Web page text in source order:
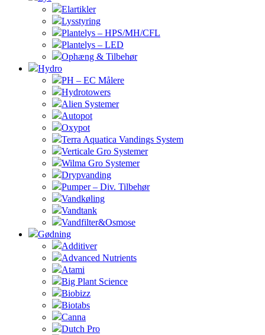
Elartikler
Lysstyring
Plantelys – HPS/MH/CFL
Plantelys – LED
Ophæng & Tilbehør
Hydro
PH – EC Målere
Hydrotowers
Alien Systemer
Autopot
Oxypot
Terra Aquatica Vandings System
Verticale Gro Systemer
Wilma Gro Systemer
Drypvanding
Pumper – Div. Tilbehør
Vandkøling
Vandtank
Vandfilter&Osmose
Gødning
Additiver
Advanced Nutrients
Atami
Big Plant Science
Biobizz
Biotabs
Canna
Dutch Pro